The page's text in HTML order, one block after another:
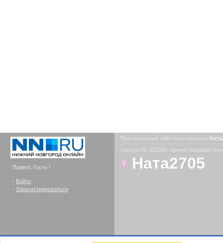
Привет, Гость !
- Войти
- Зарегистрироваться
Персональный сайт пользователя
портрет № 262396 зарегистрирован
Ната2705